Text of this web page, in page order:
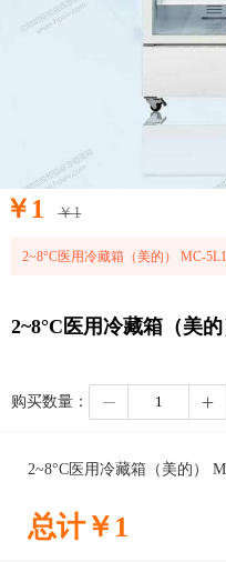
￥ 1 ￥1
2~8°C医用冷藏箱（美的） MC-
2~8°C医用冷藏箱（美
购买数量：
2~8°C医用冷藏箱（美的）
总计￥ 1